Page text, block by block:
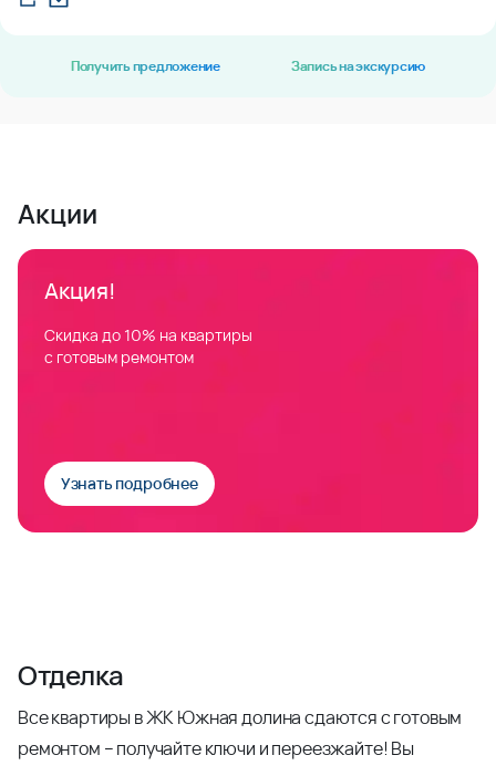
Получить предложение Запись на экскурсию
Акции
Акция!
Скидка до 10% на квартиры
с готовым ремонтом
Узнать подробнее
Отделка
Все квартиры в ЖК Южная долина сдаются с готовым
ремонтом – получайте ключи и переезжайте! Вы